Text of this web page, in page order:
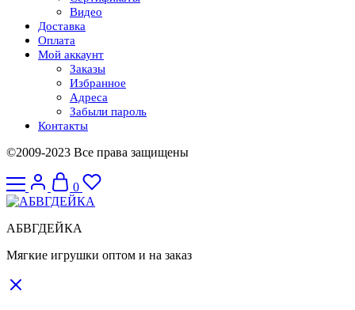
Видео
Доставка
Оплата
Мой аккаунт
Заказы
Избранное
Адреса
Забыли пароль
Контакты
©2009-2023 Все права защищены
0
АБВГДЕЙКА
Мягкие игрушки оптом и на заказ